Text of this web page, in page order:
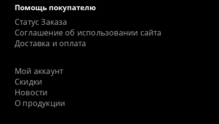
Помощь покупателю
Статус Заказа
Соглашение об использовании сайта
Доставка и оплата
Мой аккаунт
Скидки
Новости
О продукции